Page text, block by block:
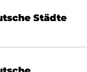
Städte